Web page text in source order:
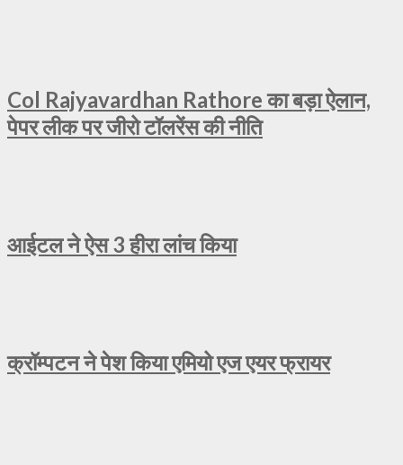
Col Rajyavardhan Rathore का बड़ा ऐलान,
पेपर लीक पर जीरो टॉलरेंस की नीति
आईटल ने ऐस 3 हीरा लांच किया
क्रॉम्पटन ने पेश किया एमियो एज एयर फ्रायर